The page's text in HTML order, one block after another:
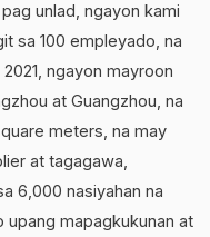
unlad, ngayon kami
sa 100 empleyado, na
ngayon mayroon
at Guangzhou, na
meters, na may
at tagagawa,
6,000 nasiyahan na
mapagkukunan at